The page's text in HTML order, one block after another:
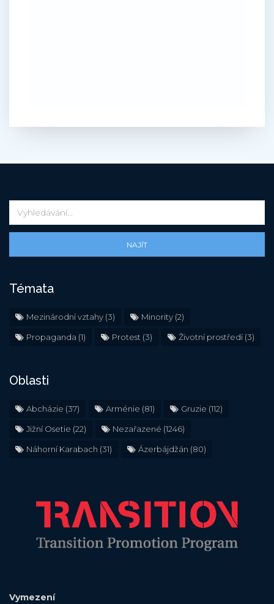
NAJÍT
Témata
Mezinárodní vztahy (3) Minority (2)
Propaganda (1) Protest (3) Životní prostředí(3)
Oblasti
Abcházie (37) Arménie (81) Gruzie (112)
Jižní Osetie (22) Nezařazené (1246)
Náhorní Karabach (31) Ázerbájdžán (80)
Vymezení